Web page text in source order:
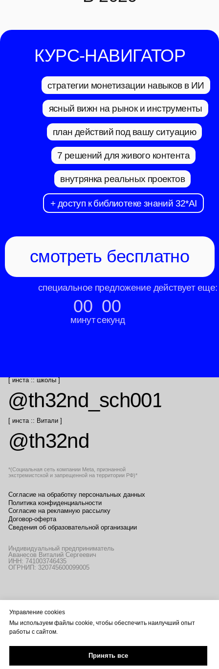
Управление cookies
Мы используем файлы cookie, чтобы обеспечить наилучший опыт
работы с сайтом.
Принять все